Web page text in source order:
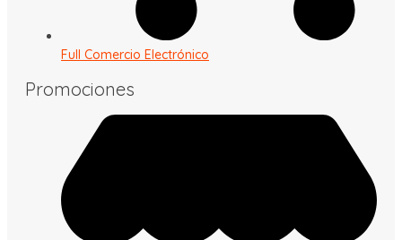
Full Comercio Electrónico
Promociones